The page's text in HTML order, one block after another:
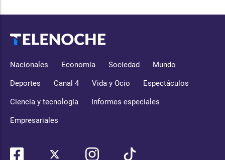
Nacionales Economía Sociedad Mundo
Deportes Canal 4 Vida y Ocio Espectáculos
Ciencia y tecnología Informes especiales
Empresariales